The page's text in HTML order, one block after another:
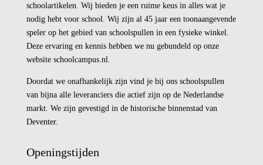
schoolartikelen. Wij bieden je een ruime keus in alles wat je
nodig hebt voor school. Wij zijn al 45 jaar een toonaangevende
speler op het gebied van schoolspullen in een fysieke winkel.
Deze ervaring en kennis hebben we nu gebundeld op onze
website schoolcampus.nl.
Doordat we onafhankelijk zijn vind je bij ons schoolspullen
van bijna alle leveranciers die actief zijn op de Nederlandse
markt. We zijn gevestigd in de historische binnenstad van
Deventer.
Openingstijden